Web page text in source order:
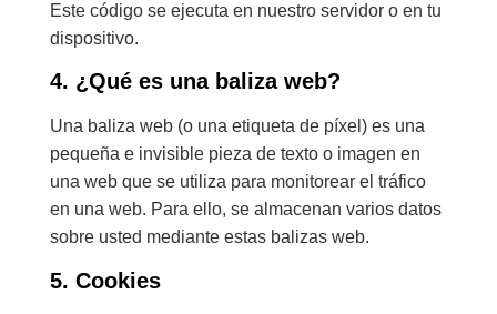
Este código se ejecuta en nuestro servidor o en tu
dispositivo.
4. ¿Qué es una baliza web?
Una baliza web (o una etiqueta de píxel) es una
pequeña e invisible pieza de texto o imagen en
una web que se utiliza para monitorear el tráfico
en una web. Para ello, se almacenan varios datos
sobre usted mediante estas balizas web.
5. Cookies